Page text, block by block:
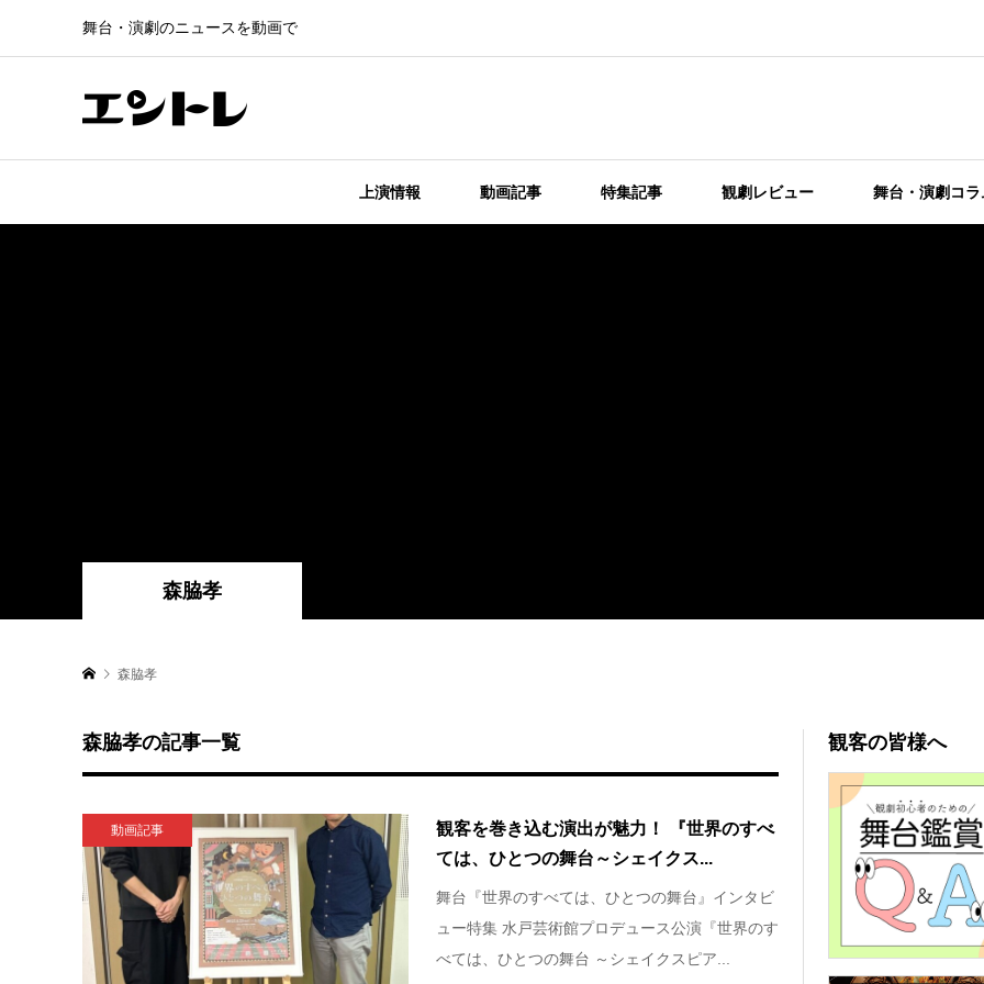
舞台・演劇のニュースを動画で
上演情報 動画記事 特集記事 観劇レビュー 舞台・演劇コラ
森脇孝
森脇孝
森脇孝の記事一覧
動画記事
観客を巻き込む演出が魅力！ 『世界のすべ
ては、ひとつの舞台～シェイクス...
舞台『世界のすべては、ひとつの舞台』インタビ
ュー特集 水戸芸術館プロデュース公演『世界のす
べては、ひとつの舞台 ～シェイクスピア...
観客の皆様へ